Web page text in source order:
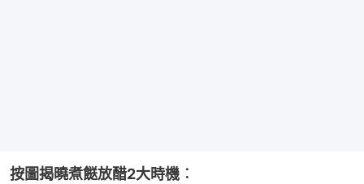
按圖揭曉煮餸放醋2大時機︰